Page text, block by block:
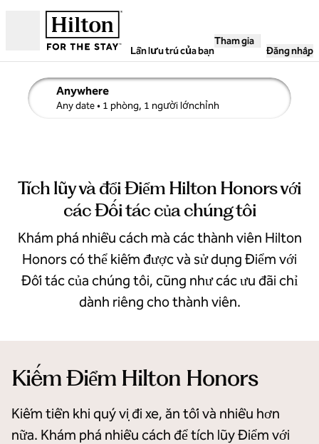
Lần lưu trú của bạn
Tham gia
Đăng nhập
Anywhere
Any date• 1 phòng, 1 người lớnchỉnh
sửa chi tiết tìm kiếm , Bất kỳ ngày nào, 1 phòng, 1 người
Tích lũy và đổi Điểm Hilton Honors với
các Đối tác của chúng tôi
Khám phá nhiều cách mà các thành viên Hilton
Honors có thể kiếm được và sử dụng Điểm với
Đối tác của chúng tôi, cũng như các ưu đãi chỉ
dành riêng cho thành viên.
Kiếm Điểm Hilton Honors
Kiếm tiền khi quý vị đi xe, ăn tối và nhiều hơn
nữa. Khám phá nhiều cách để tích lũy Điểm với